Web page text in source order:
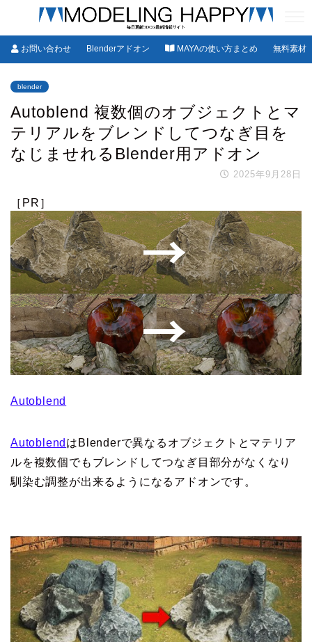
お問い合わせ Blenderアドオン MAYAの使い方まとめ 無料素材
blender
Autoblend 複数個のオブジェクトとマ
テリアルをブレンドしてつなぎ目を
なじませれるBlender用アドオン
2025年9月28日
［PR］
Autoblend
Autoblend はBlenderで異なるオブジェクトとマテリア
ルを複数個でもブレンドしてつなぎ目部分がなくなり
馴染む調整が出来るようになるアドオンです。